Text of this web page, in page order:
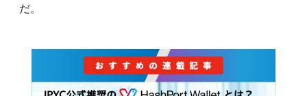
だ。